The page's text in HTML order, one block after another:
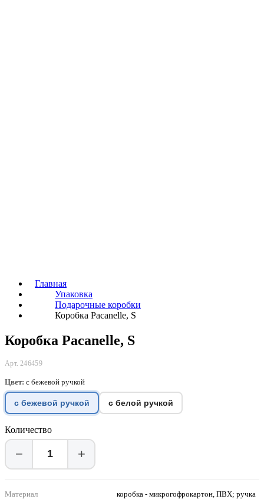
Главная
Упаковка
Подарочные коробки
Коробка Pacanelle, S
Коробка Pacanelle, S
Арт. 246459
Цвет: с бежевой ручкой
с бежевой ручкой с белой ручкой
Количество
− +
Материал
коробка - микрогофрокартон, ПВХ; ручка